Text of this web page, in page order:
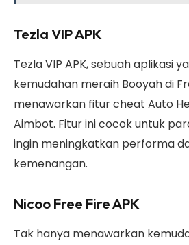
Tezla VIP APK
Tezla VIP APK, sebuah aplikasi
kemudahan meraih Booyah di
menawarkan fitur cheat Auto
Aimbot. Fitur ini cocok untuk
ingin meningkatkan performa
kemenangan.
Nicoo Free Fire APK
Tak hanya menawarkan